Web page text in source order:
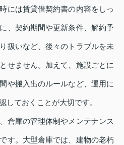
には賃貸借契約書の内容をしっ
、契約期間や更新条件、解約予
扱いなど、後々のトラブルを未
せません。加えて、施設ごとに
や搬入出のルールなど、運用に
しておくことが大切です。
倉庫の管理体制やメンテナンス
す。大型倉庫では、建物の老朽